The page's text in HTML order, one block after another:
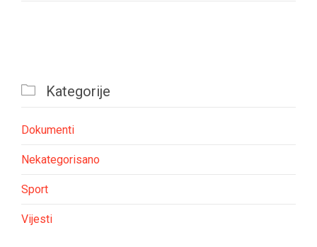
 Kategorije
Dokumenti
Nekategorisano
Sport
Vijesti